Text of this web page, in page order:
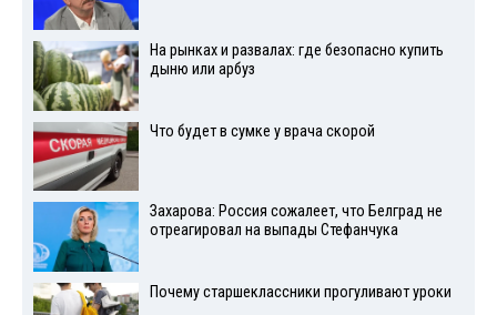
На рынках и развалах: где безопасно купить
дыню или арбуз
Что будет в сумке у врача скорой
Захарова: Россия сожалеет, что Белград не
отреагировал на выпады Стефанчука
Почему старшеклассники прогуливают уроки